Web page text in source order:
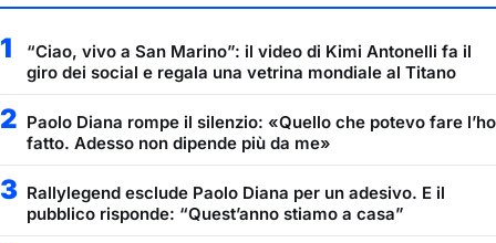
1
“Ciao, vivo a San Marino”: il video di Kimi Antonelli fa il
giro dei social e regala una vetrina mondiale al Titano
2 Paolo Diana rompe il silenzio: «Quello che potevo fare l’ho
fatto. Adesso non dipende più da me»
3 Rallylegend esclude Paolo Diana per un adesivo. E il
pubblico risponde: “Quest’anno stiamo a casa”